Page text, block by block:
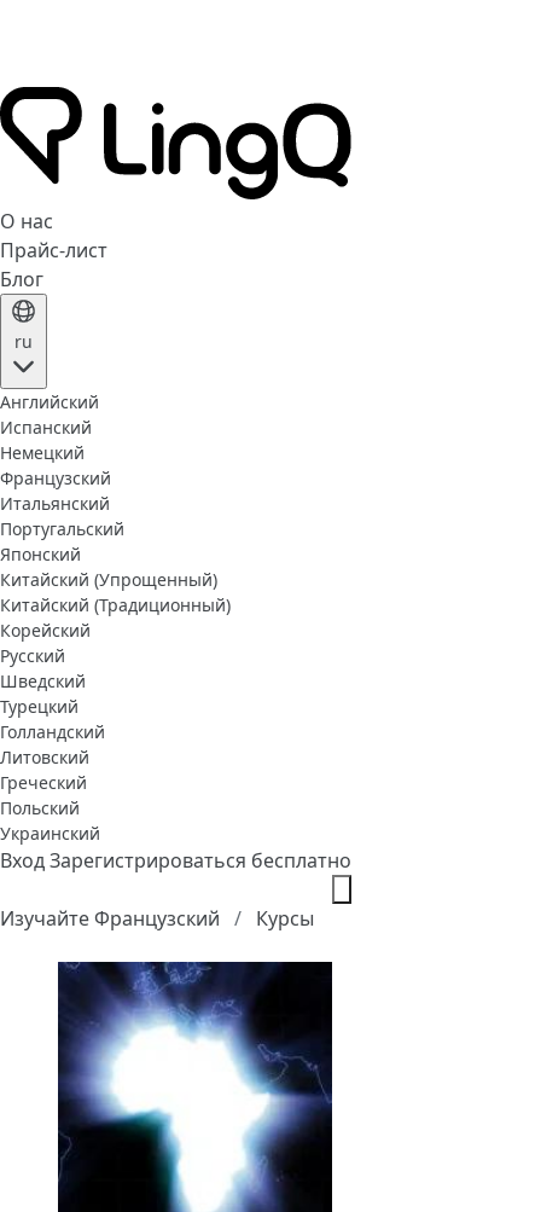
О нас
Прайс-лист
Блог
ru
Английский
Испанский
Немецкий
Французский
Итальянский
Португальский
Японский
Китайский (Упрощенный)
Китайский (Традиционный)
Корейский
Русский
Шведский
Турецкий
Голландский
Литовский
Греческий
Польский
Украинский
ВходЗарегистрироваться бесплатно
Изучайте Французский Курсы